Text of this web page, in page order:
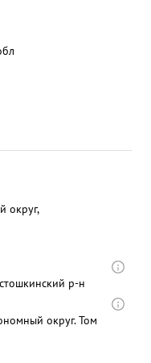
округ,
р-н
округ. Том